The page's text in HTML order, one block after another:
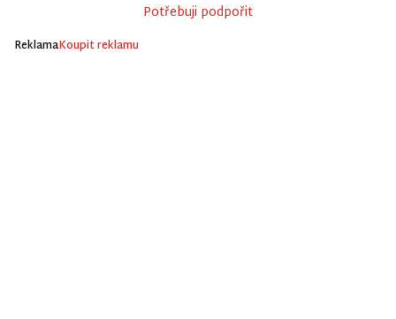
Potřebuji podpořit
ReklamaKoupit reklamu